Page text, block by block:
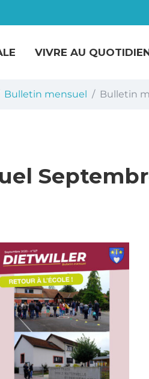
VIVRE AU
Bulletin mensuel Bulletin